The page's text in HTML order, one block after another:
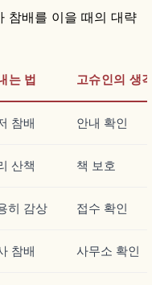
참배를 이을 때의 대략
는 법 고슈인의 생
참배 안내 확인
산책 책 보호
히 감상 접수 확인
참배 사무소 확인